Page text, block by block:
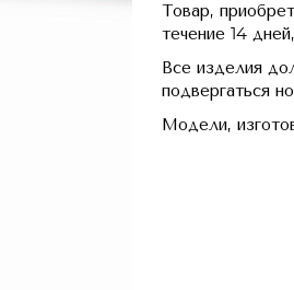
Товар,
течение 14
Все изделия
подвергаться
Модели,